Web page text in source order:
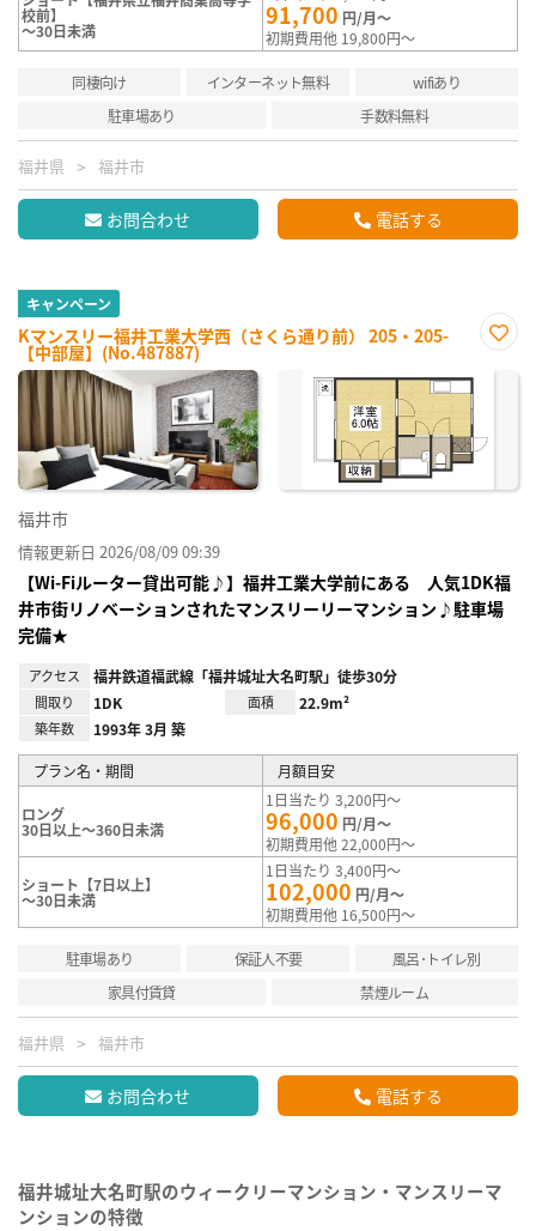
校前】
～30日未満
91,700 円/月～
初期費用他 19,800円～
同棲向け インターネット無料
wifiあり
駐車場あり
手数料無料
福井県 福井市
お問合わせ 電話する
キャンペーン
Kマンスリー福井工業大学西（さくら通り前） 205・205-
【中部屋】(No.487887)
に入
福井市
情報更新日 2026/08/09 09:39
【Wi-Fiルーター貸出可能♪】福井工業大学前にある 人気1DK福
井市街リノベーションされたマンスリーリーマンション♪駐車場
完備★
アクセス 福井鉄道福武線「福井城址大名町駅」徒歩30分
間取り 1DK 面積 22.9m²
築年数 1993年 3月 築
プラン名・期間 月額目安
ロング
30日以上～360日未満
1日当たり 3,200円～
96,000 円/月～
初期費用他 22,000円～
ショート【7日以上】
～30日未満
1日当たり 3,400円～
102,000 円/月～
初期費用他 16,500円～
駐車場あり 保証人不要
風呂･トイレ別
家具付賃貸
禁煙ルーム
福井県 福井市
お問合わせ 電話する
福井城址大名町駅のウィークリーマンション・マンスリーマ
ンションの特徴